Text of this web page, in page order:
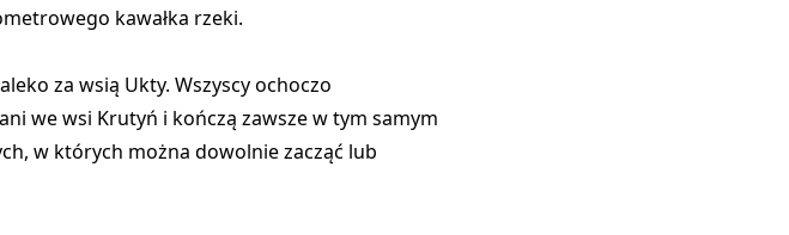
kawałka rzeki.
za wsią Ukty. Wszyscy ochoczo
we wsi Krutyń i kończą zawsze w tym samym
, w których można dowolnie zacząć lub